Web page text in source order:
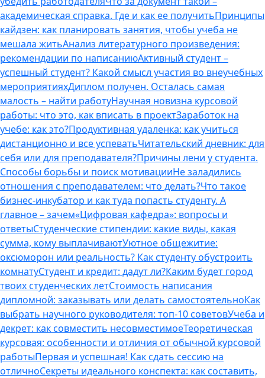
академическая справка. Где и как ее получитьПринципы
кайдзен: как планировать занятия, чтобы учеба не
мешала житьАнализ литературного произведения:
рекомендации по написаниюАктивный студент –
успешный студент? Какой смысл участия во внеучебных
мероприятияхДиплом получен. Осталась самая
малость – найти работуНаучная новизна курсовой
работы: что это, как вписать в проектЗаработок на
учебе: как это?Продуктивная удаленка: как учиться
дистанционно и все успеватьЧитательский дневник: для
себя или для преподавателя?Причины лени у студента.
Способы борьбы и поиск мотивацииНе заладились
отношения с преподавателем: что делать?Что такое
бизнес-инкубатор и как туда попасть студенту. А
главное – зачем«Цифровая кафедра»: вопросы и
ответыСтуденческие стипендии: какие виды, какая
сумма, кому выплачиваютУютное общежитие:
оксюморон или реальность? Как студенту обустроить
комнатуСтудент и кредит: дадут ли?Каким будет город
твоих студенческих летСтоимость написания
дипломной: заказывать или делать самостоятельноКак
выбрать научного руководителя: топ-10 советовУчеба и
декрет: как совместить несовместимоеТеоретическая
курсовая: особенности и отличия от обычной курсовой
работыПервая и успешная! Как сдать сессию на
отличноСекреты идеального конспекта: как составить,